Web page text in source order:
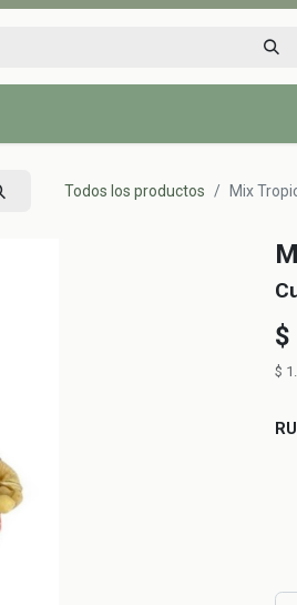
Todos los productos Mix
$
$